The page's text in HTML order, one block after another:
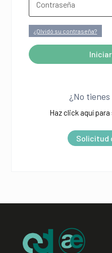
¿Olvidó su contraseña?
:
¿No
Haz click aquí
Solicitud